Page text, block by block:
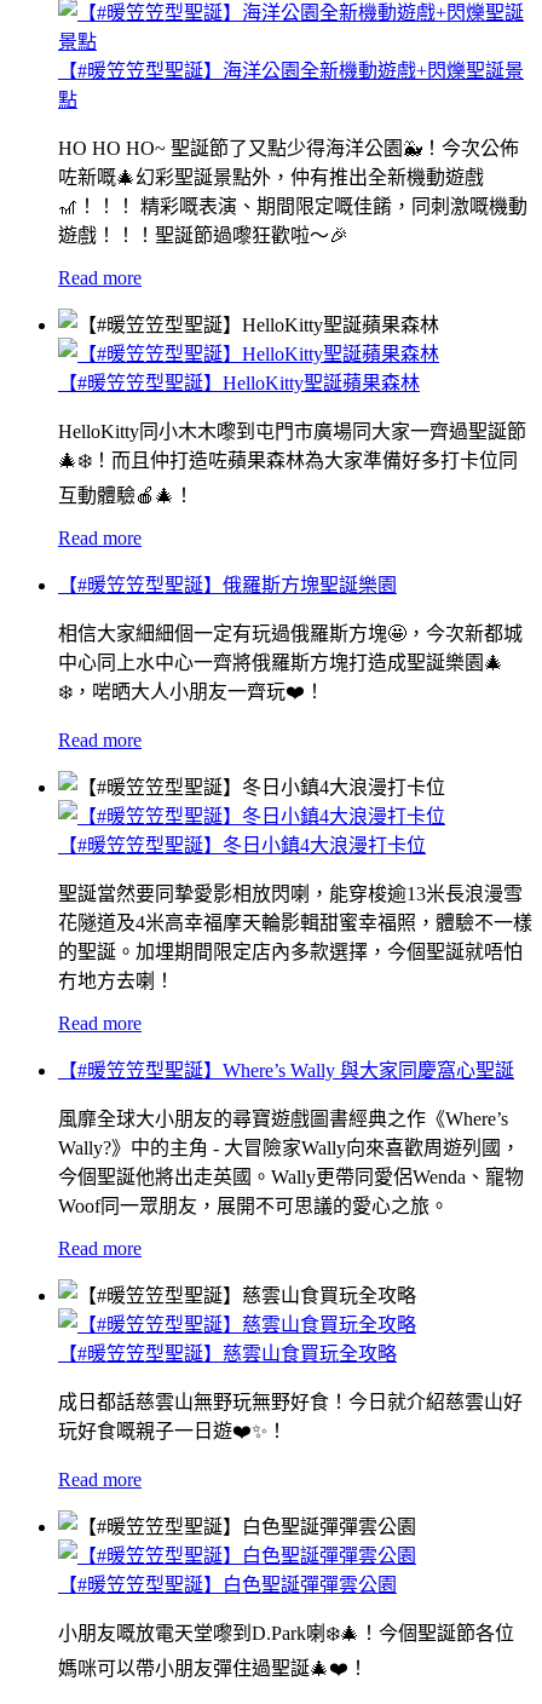
【#暖笠笠型聖誕】海洋公園全新機動遊戲+閃爍聖誕景
點
HO HO HO~ 聖誕節了又點少得海洋公園🐳！今次公佈
咗新嘅🎄幻彩聖誕景點外，仲有推出全新機動遊戲
🎢！！！ 精彩嘅表演、期間限定嘅佳餚，同刺激嘅機動
遊戲！！！聖誕節過嚟狂歡啦～🎉
Read more
【#暖笠笠型聖誕】HelloKitty聖誕蘋果森林
HelloKitty同小木木嚟到屯門市廣場同大家一齊過聖誕節
🎄❄️！而且仲打造咗蘋果森林為大家準備好多打卡位同
互動體驗🍎🎄！
Read more
【#暖笠笠型聖誕】俄羅斯方塊聖誕樂園
相信大家細細個一定有玩過俄羅斯方塊🤩，今次新都城
中心同上水中心一齊將俄羅斯方塊打造成聖誕樂園🎄
❄️，啱晒大人小朋友一齊玩❤️！
Read more
【#暖笠笠型聖誕】冬日小鎮4大浪漫打卡位
聖誕當然要同摯愛影相放閃喇，能穿梭逾13米長浪漫雪
花隧道及4米高幸福摩天輪影輯甜蜜幸福照，體驗不一樣
的聖誕。加埋期間限定店內多款選擇，今個聖誕就唔怕
冇地方去喇！
Read more
【#暖笠笠型聖誕】Where’s Wally 與大家同慶窩心聖誕
風靡全球大小朋友的尋寶遊戲圖書經典之作《Where’s
Wally?》中的主角 - 大冒險家Wally向來喜歡周遊列國，
今個聖誕他將出走英國。Wally更帶同愛侶Wenda、寵物
Woof同一眾朋友，展開不可思議的愛心之旅。
Read more
【#暖笠笠型聖誕】慈雲山食買玩全攻略
成日都話慈雲山無野玩無野好食！今日就介紹慈雲山好
玩好食嘅親子一日遊❤️✨！
Read more
【#暖笠笠型聖誕】白色聖誕彈彈雲公園
小朋友嘅放電天堂嚟到D.Park喇❄️🎄！今個聖誕節各位
媽咪可以帶小朋友彈住過聖誕🎄❤️！